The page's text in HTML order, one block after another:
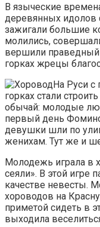
В языческие
деревянных идолов
зажигали большие
молились,
вершили праведный
горках жрецы
На Руси с
горках стали
обычай: молодые
первый день
девушки шли по
женихам. Тут же и
Молодежь играла в
сеяли». В этой игре
качестве невесты.
хороводов на
приметой сидеть в
выходила